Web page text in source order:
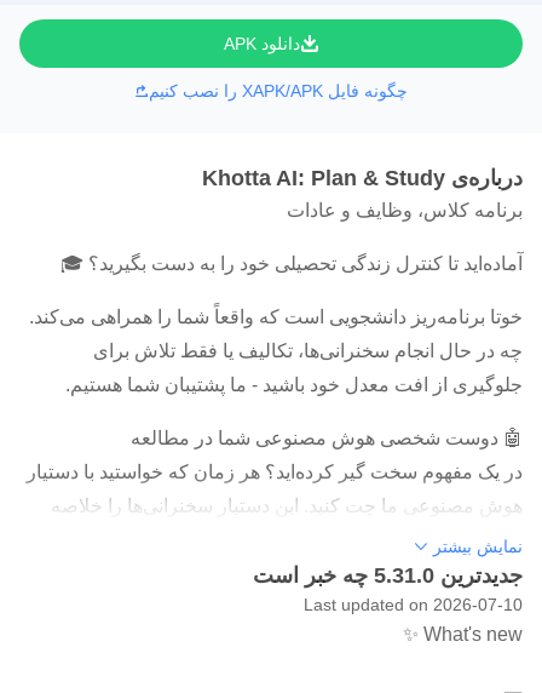
دانلود APK
چگونه فایل XAPK/APK را نصب کنیم
درباره‌ی Khotta AI: Plan & Study
برنامه کلاس، وظایف و عادات
آماده‌اید تا کنترل زندگی تحصیلی خود را به دست بگیرید؟ 🎓
خوتا برنامه‌ریز دانشجویی است که واقعاً شما را همراهی می‌کند.
چه در حال انجام سخنرانی‌ها، تکالیف یا فقط تلاش برای
جلوگیری از افت معدل خود باشید - ما پشتیبان شما هستیم.
🤖 دوست شخصی هوش مصنوعی شما در مطالعه
در یک مفهوم سخت گیر کرده‌اید؟ هر زمان که خواستید با دستیار
هوش مصنوعی ما چت کنید. این دستیار سخنرانی‌ها را خلاصه
می‌کند، موضوعات پیچیده را توضیح می‌دهد و حتی به شما در
آماده شدن برای امتحانات کمک می‌کند. به این فکر کنید که یک
معلم خصوصی در جیب خود دارید - 24 ساعته و 7 روز هفته.
نمایش بیشتر
جدیدترین 5.31.0 چه خبر است
Last updated on 2026-07-10
What's new ✨